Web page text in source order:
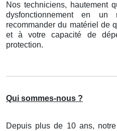
Nos techniciens, hautement
dysfonctionnement en
recommander du matériel de
et à votre capacité de
protection.
Qui sommes-nous ?
Depuis plus de 10 ans,